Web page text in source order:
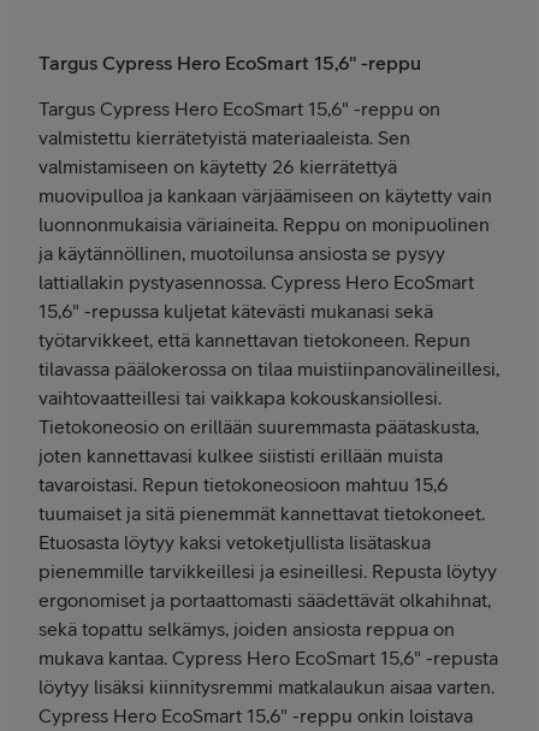
Targus Cypress Hero EcoSmart 15,6" -reppu
Targus Cypress Hero EcoSmart 15,6" -reppu on
valmistettu kierrätetyistä materiaaleista. Sen
valmistamiseen on käytetty 26 kierrätettyä
muovipulloa ja kankaan värjäämiseen on käytetty vain
luonnonmukaisia väriaineita. Reppu on monipuolinen
ja käytännöllinen, muotoilunsa ansiosta se pysyy
lattiallakin pystyasennossa. Cypress Hero EcoSmart
15,6" -repussa kuljetat kätevästi mukanasi sekä
työtarvikkeet, että kannettavan tietokoneen. Repun
tilavassa päälokerossa on tilaa muistiinpanovälineillesi,
vaihtovaatteillesi tai vaikkapa kokouskansiollesi.
Tietokoneosio on erillään suuremmasta päätaskusta,
joten kannettavasi kulkee siististi erillään muista
tavaroistasi. Repun tietokoneosioon mahtuu 15,6
tuumaiset ja sitä pienemmät kannettavat tietokoneet.
Etuosasta löytyy kaksi vetoketjullista lisätaskua
pienemmille tarvikkeillesi ja esineillesi. Repusta löytyy
ergonomiset ja portaattomasti säädettävät olkahihnat,
sekä topattu selkämys, joiden ansiosta reppua on
mukava kantaa. Cypress Hero EcoSmart 15,6" -repusta
löytyy lisäksi kiinnitysremmi matkalaukun aisaa varten.
Cypress Hero EcoSmart 15,6" -reppu onkin loistava